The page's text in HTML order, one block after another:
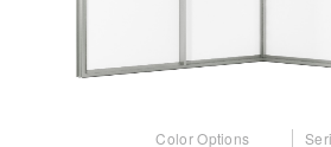
Color Options